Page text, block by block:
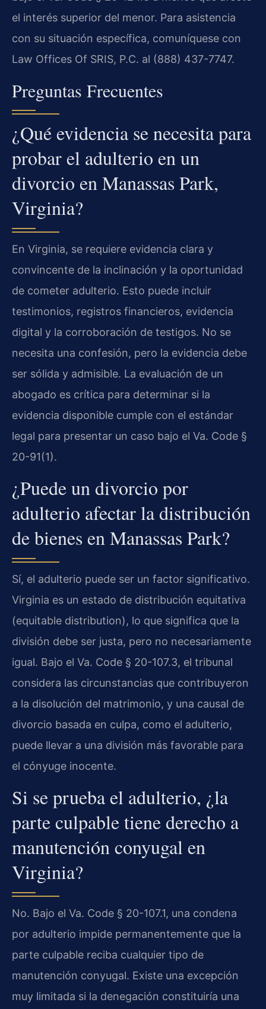
el interés superior del menor. Para asistencia
con su situación específica, comuníquese con
Law Offices Of SRIS, P.C. al (888) 437-7747.
Preguntas Frecuentes
¿Qué evidencia se necesita para
probar el adulterio en un
divorcio en Manassas Park,
Virginia?
En Virginia, se requiere evidencia clara y
convincente de la inclinación y la oportunidad
de cometer adulterio. Esto puede incluir
testimonios, registros financieros, evidencia
digital y la corroboración de testigos. No se
necesita una confesión, pero la evidencia debe
ser sólida y admisible. La evaluación de un
abogado es crítica para determinar si la
evidencia disponible cumple con el estándar
legal para presentar un caso bajo el Va. Code §
20-91(1).
¿Puede un divorcio por
adulterio afectar la distribución
de bienes en Manassas Park?
Sí, el adulterio puede ser un factor significativo.
Virginia es un estado de distribución equitativa
(equitable distribution), lo que significa que la
división debe ser justa, pero no necesariamente
igual. Bajo el Va. Code § 20-107.3, el tribunal
considera las circunstancias que contribuyeron
a la disolución del matrimonio, y una causal de
divorcio basada en culpa, como el adulterio,
puede llevar a una división más favorable para
el cónyuge inocente.
Si se prueba el adulterio, ¿la
parte culpable tiene derecho a
manutención conyugal en
Virginia?
No. Bajo el Va. Code § 20-107.1, una condena
por adulterio impide permanentemente que la
parte culpable reciba cualquier tipo de
manutención conyugal. Existe una excepción
muy limitada si la denegación constituiría una